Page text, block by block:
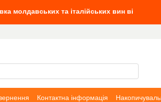
та італійських вин від 10 л вин, та Villa
Контактна інформація